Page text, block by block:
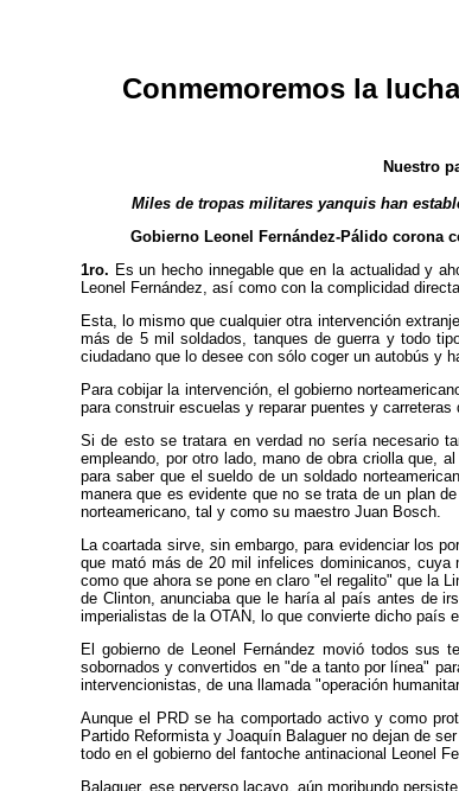
Conmemoremos la
Nuestro
Miles de tropas militares yanquis han
Gobierno Leonel Fernández-Pálido corona
1ro. Es un hecho innegable que en la actualidad y
Leonel Fernández, así como con la complicidad
Esta, lo mismo que cualquier otra intervención
más de 5 mil soldados, tanques de guerra y todo
ciudadano que lo desee con sólo coger un autobús y
Para cobijar la intervención, el gobierno
para construir escuelas y reparar puentes y
Si de esto se tratara en verdad no sería necesario
empleando, por otro lado, mano de obra criolla que,
para saber que el sueldo de un soldado
manera que es evidente que no se trata de un plan
norteamericano, tal y como su maestro Juan Bosch.
La coartada sirve, sin embargo, para evidenciar los
que mató más de 20 mil infelices dominicanos, cuya
como que ahora se pone en claro "el regalito" que la
de Clinton, anunciaba que le haría al país antes de
imperialistas de la OTAN, lo que convierte dicho país
El gobierno de Leonel Fernández movió todos sus
sobornados y convertidos en "de a tanto por línea"
intervencionistas, de una llamada "operación
Aunque el PRD se ha comportado activo y como
Partido Reformista y Joaquín Balaguer no dejan de
todo en el gobierno del fantoche antinacional Leonel
Balaguer, ese perverso lacayo, aún moribundo